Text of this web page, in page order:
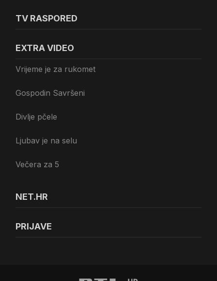
TV RASPORED
EXTRA VIDEO
Vrijeme je za rukomet
Gospodin Savršeni
Divlje pčele
Ljubav je na selu
Večera za 5
NET.HR
PRIJAVE